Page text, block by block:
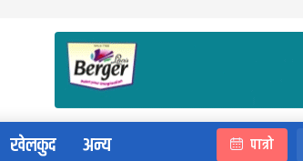
खेलकुद अन्य पात्रो